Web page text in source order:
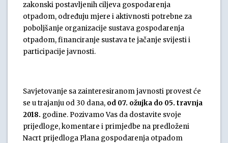
zakonski postavljenih ciljeva gospodarenja
otpadom, određuju mjere i aktivnosti potrebne za
poboljšanje organizacije sustava gospodarenja
otpadom, financiranje sustava te jačanje svijesti i
participacije javnosti.
Savjetovanje sa zainteresiranom javnosti provest će
se u trajanju od 30 dana, od 07. ožujka do 05. travnja
2018. godine. Pozivamo Vas da dostavite svoje
prijedloge, komentare i primjedbe na predloženi
Nacrt prijedloga Plana gospodarenja otpadom